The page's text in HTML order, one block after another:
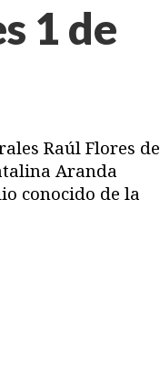
1 de
Raúl Flores de
Aranda
conocido de la